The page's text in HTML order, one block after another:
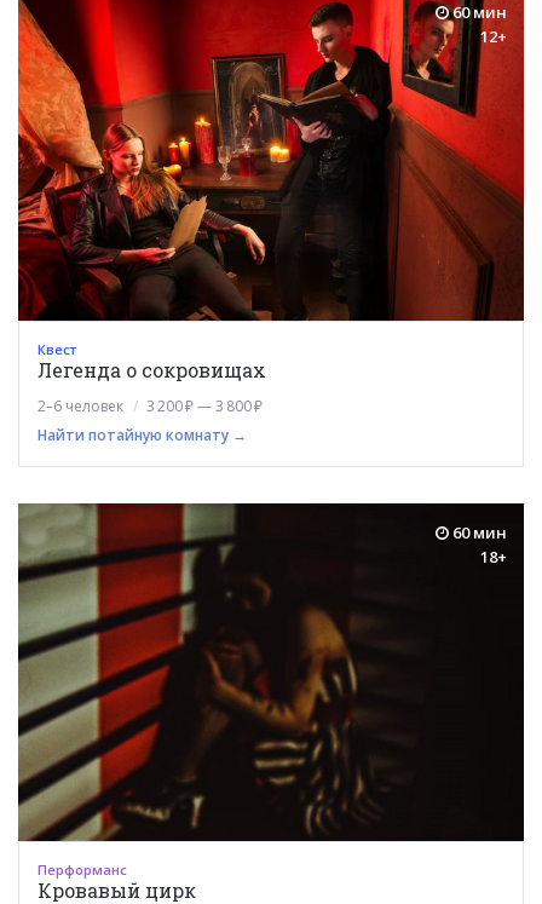
60 мин
12+
Квест
Легенда о сокровищах
2–6 человек
3 200 ₽ — 3 800 ₽
Найти потайную комнату →
60 мин
18+
Перформанс
Кровавый цирк